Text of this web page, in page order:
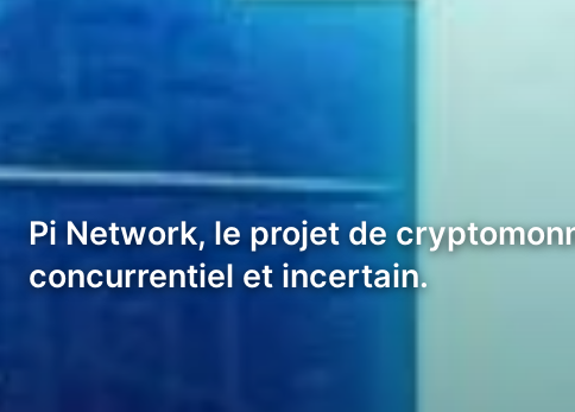
Pi Network, le projet de
concurrentiel et incertain.